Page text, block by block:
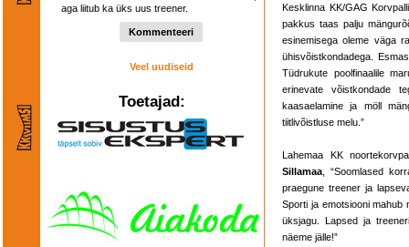
aga liitub ka üks uus treener.
Kommenteeri
Veel uudiseid
Toetajad:
Kesklinna KK/GAG
pakkus taas palju
esinemisega oleme väga
ühisvõistkondadega.
Tüdrukute poolfinaalile
erinevate võistkondade
kaasaelamine ja möll
tiitlivõistluse melu.”
Lahemaa KK
Sillamaa , “Soomlased
praegune treener ja
Sporti ja emotsiooni mahub
üksjagu. Lapsed ja
näeme jälle!”